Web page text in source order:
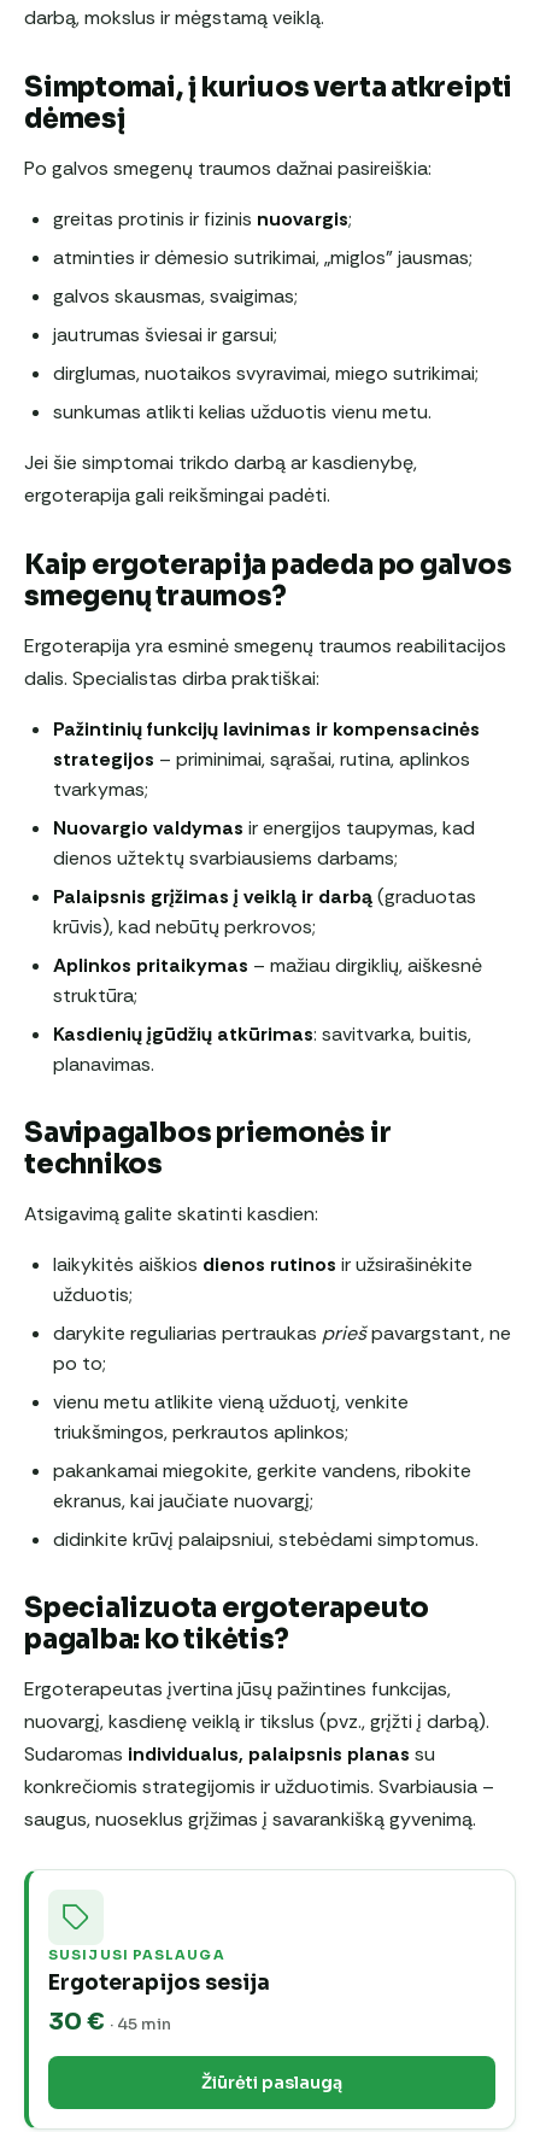
darbą, mokslus ir mėgstamą veiklą.
Simptomai, į kuriuos verta atkreipti
dėmesį
Po galvos smegenų traumos dažnai pasireiškia:
greitas protinis ir fizinis nuovargis;
atminties ir dėmesio sutrikimai, „miglos” jausmas;
galvos skausmas, svaigimas;
jautrumas šviesai ir garsui;
dirglumas, nuotaikos svyravimai, miego sutrikimai;
sunkumas atlikti kelias užduotis vienu metu.
Jei šie simptomai trikdo darbą ar kasdienybę,
ergoterapija gali reikšmingai padėti.
Kaip ergoterapija padeda po galvos
smegenų traumos?
Ergoterapija yra esminė smegenų traumos reabilitacijos
dalis. Specialistas dirba praktiškai:
Pažintinių funkcijų lavinimas ir kompensacinės
strategijos – priminimai, sąrašai, rutina, aplinkos
tvarkymas;
Nuovargio valdymas ir energijos taupymas, kad
dienos užtektų svarbiausiems darbams;
Palaipsnis grįžimas į veiklą ir darbą(graduotas
krūvis), kad nebūtų perkrovos;
Aplinkos pritaikymas – mažiau dirgiklių, aiškesnė
struktūra;
Kasdienių įgūdžių atkūrimas: savitvarka, buitis,
planavimas.
Savipagalbos priemonės ir
technikos
Atsigavimą galite skatinti kasdien:
laikykitės aiškios dienos rutinos ir užsirašinėkite
užduotis;
darykite reguliarias pertraukas priešpavargstant, ne
po to;
vienu metu atlikite vieną užduotį, venkite
triukšmingos, perkrautos aplinkos;
pakankamai miegokite, gerkite vandens, ribokite
ekranus, kai jaučiate nuovargį;
didinkite krūvį palaipsniui, stebėdami simptomus.
Specializuota ergoterapeuto
pagalba: ko tikėtis?
Ergoterapeutas įvertina jūsų pažintines funkcijas,
nuovargį, kasdienę veiklą ir tikslus (pvz., grįžti į darbą).
Sudaromas individualus, palaipsnis planas su
konkrečiomis strategijomis ir užduotimis. Svarbiausia –
saugus, nuoseklus grįžimas į savarankišką gyvenimą.
SUSIJUSI PASLAUGA
Ergoterapijos sesija
30 € · 45 min
Žiūrėti paslaugą